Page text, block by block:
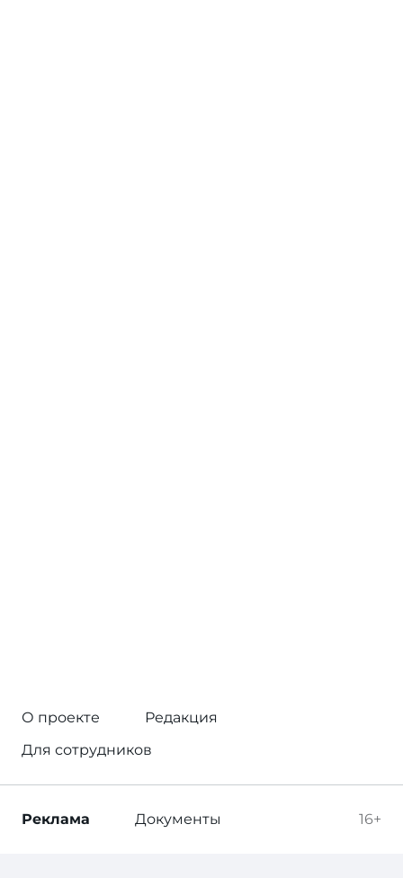
О проекте
Редакция
Для сотрудников
16+
Реклама Документы